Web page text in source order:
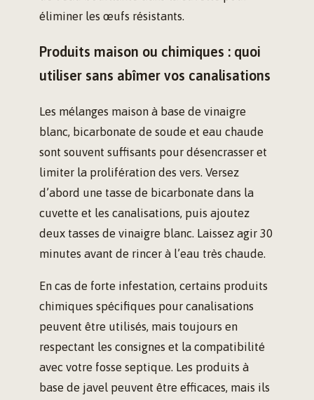
éliminer les œufs résistants.
Produits maison ou chimiques : quoi
utiliser sans abîmer vos canalisations
Les mélanges maison à base de vinaigre
blanc, bicarbonate de soude et eau chaude
sont souvent suffisants pour désencrasser et
limiter la prolifération des vers. Versez
d’abord une tasse de bicarbonate dans la
cuvette et les canalisations, puis ajoutez
deux tasses de vinaigre blanc. Laissez agir 30
minutes avant de rincer à l’eau très chaude.
En cas de forte infestation, certains produits
chimiques spécifiques pour canalisations
peuvent être utilisés, mais toujours en
respectant les consignes et la compatibilité
avec votre fosse septique. Les produits à
base de javel peuvent être efficaces, mais ils